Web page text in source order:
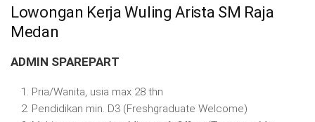
Lowongan Kerja Wuling Arista SM Raja
Medan
ADMIN SPAREPART
Pria/Wanita, usia max 28 thn
Pendidikan min. D3 (Freshgraduate Welcome)